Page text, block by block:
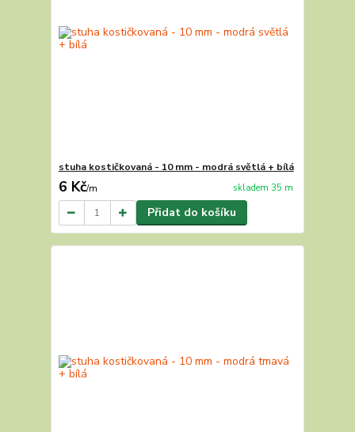
stuha kostičkovaná - 10 mm - modrá světlá + bílá
6 Kč/m skladem 35 m
Přidat do košíku